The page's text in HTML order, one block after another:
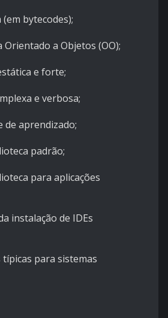
bytecodes);
a Objetos (OO);
e forte;
e verbosa;
aprendizado;
padrão;
para aplicações
instalação de IDEs
para sistemas